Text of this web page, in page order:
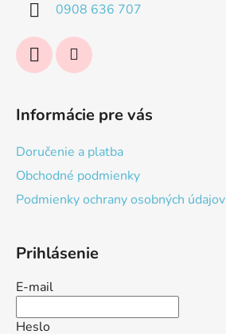
0908 636 707
Informácie pre vás
Doručenie a platba
Obchodné podmienky
Podmienky ochrany osobných údajov
Prihlásenie
E-mail
Heslo